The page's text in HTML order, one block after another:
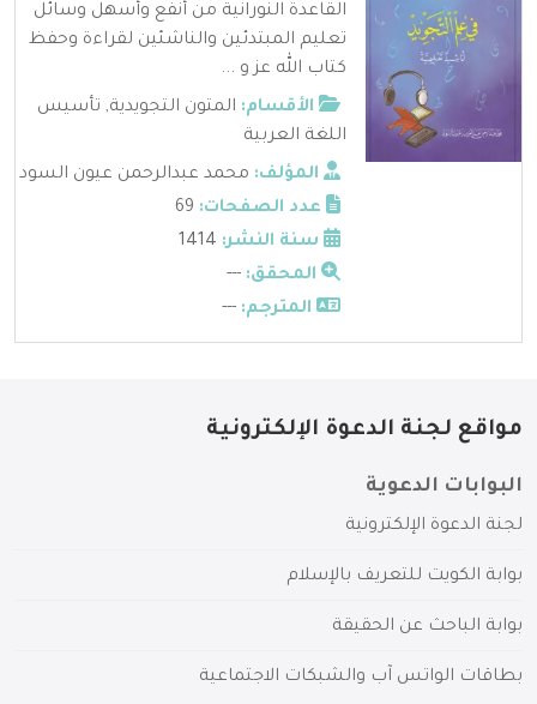
القاعدة النورانية من أنفع وأسهل وسائل
تعليم المبتدئين والناشئين لقراءة وحفظ
كتاب الله عز و ...
الأقسام: المتون التجويدية, تأسيس
اللغة العربية
المؤلف: محمد عبدالرحمن عيون السود
عدد الصفحات:
سنة النشر:
المحقق: ---
المترجم: ---
مواقع لجنة الدعوة الإلكترونية
البوابات الدعوية
لجنة الدعوة الإلكترونية
بوابة الكويت للتعريف بالإسلام
بوابة الباحث عن الحقيقة
بطاقات الواتس آب والشبكات الاجتماعية